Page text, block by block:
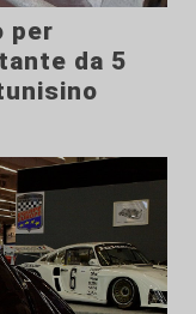
per
da 5